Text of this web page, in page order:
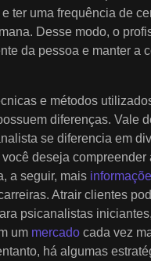
ter uma frequência de
Desse modo, o
da pessoa e manter a
e métodos
diferenças. Vale
se diferencia em
deseja compreender
a seguir, mais
Atrair clientes
psicanalistas iniciantes,
um mercado cada vez
há algumas